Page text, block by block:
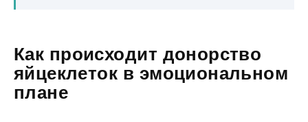
Как происходит донорство
яйцеклеток в эмоциональном
плане